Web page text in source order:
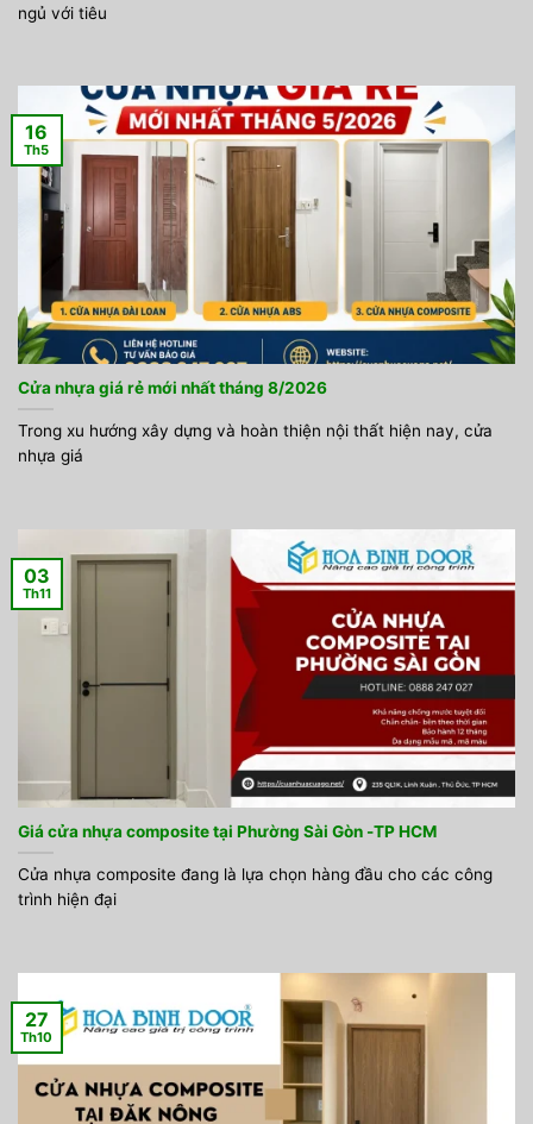
ngủ với tiêu
Cửa nhựa giá rẻ mới nhất tháng 8/2026
Trong xu hướng xây dựng và hoàn thiện nội thất hiện nay, cửa
nhựa giá
16
Th5
Giá cửa nhựa composite tại Phường Sài Gòn -TP HCM
Cửa nhựa composite đang là lựa chọn hàng đầu cho các công
trình hiện đại
03
Th11
27
Th10